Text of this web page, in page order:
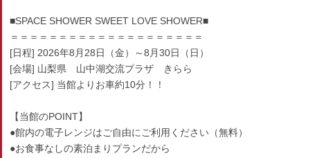
■SPACE SHOWER SWEET LOVE SHOWER■
＝＝＝＝＝＝＝＝＝＝＝＝＝＝＝＝＝＝＝＝
[日程] 2026年8月28日（金）～8月30日（日）
[会場] 山梨県 山中湖交流プラザ きらら
[アクセス] 当館よりお車約10分！！
【当館のPOINT】
●館内の電子レンジはご自由にご利用ください（無料）
●お食事なしの素泊まりプランだから